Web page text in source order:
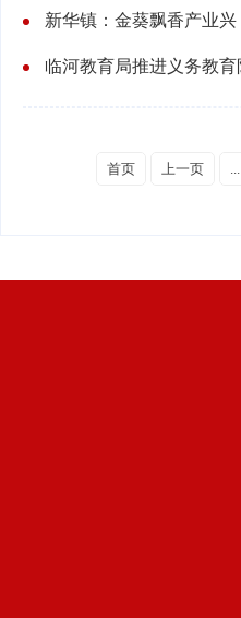
新华镇：金葵飘香产业兴
首页 上一页 ...